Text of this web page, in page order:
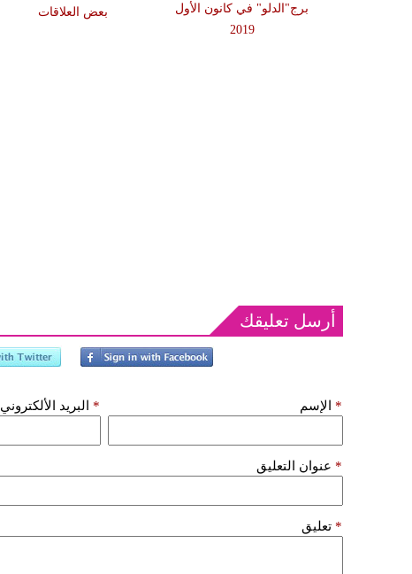
بعض العلاقات
برج"الدلو" في كانون الأول
2019
أرسل تعليقك
الإسم * البريد الألكتروني *
عنوان التعليق *
تعليق *